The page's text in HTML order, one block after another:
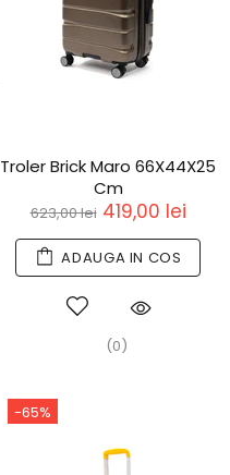
Troler Brick Maro 66X44X25
Cm
623,00 lei 419,00 lei
ADAUGA IN COS
(0)
-65%